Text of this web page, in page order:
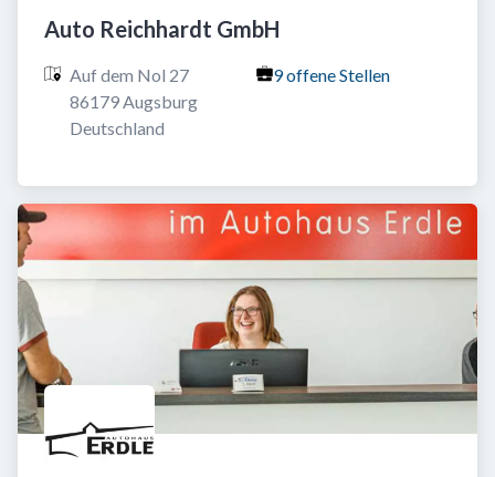
Auto Reichhardt GmbH
Auf dem Nol 27
86179 Augsburg
Deutschland
9 offene Stellen